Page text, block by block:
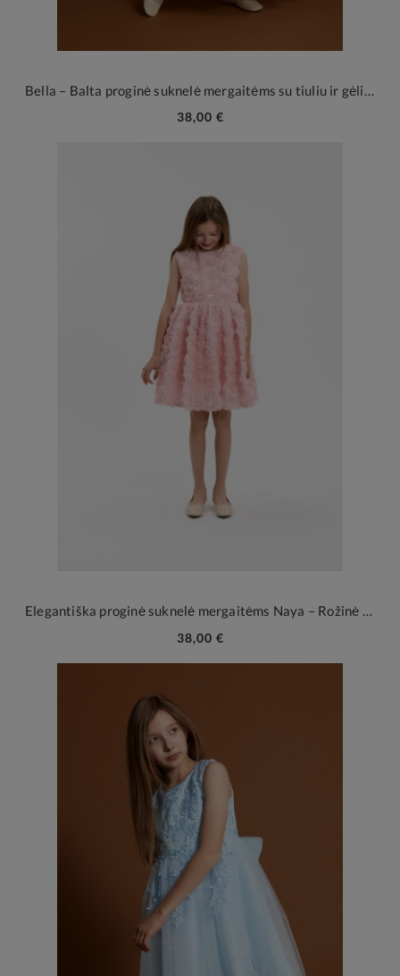
Bella – Balta proginė suknelė mergaitėms su tiuliu ir gėlių aplikacijomis
38,00 €
Elegantiška proginė suknelė mergaitėms Naya – Rožinė svajonė su 3D gėlėmis
38,00 €